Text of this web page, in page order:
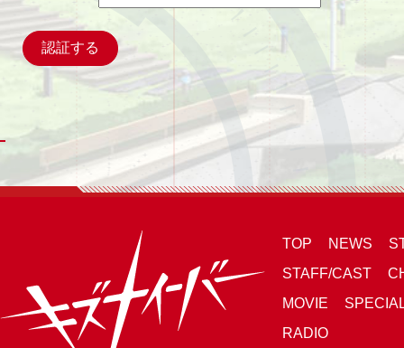
TOP NEWS
STAFF/CAST
MOVIE
RADIO